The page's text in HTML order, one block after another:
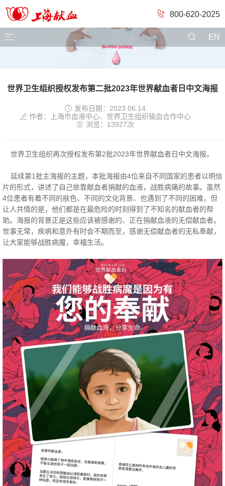
800-620-2025
 EN
世界卫生组织授权发布第二批2023年世界献血者日中文海报
 发布日期：2023.06.14
 作者：上海市血液中心、世界卫生组织输血合作中心
 浏览：13927次
世界卫生组织再次授权发布第2批2023年世界献血者日中文海报。
延续第1批主海报的主题，本批海报由4位来自不同国家的患者以明信
片的形式，讲述了自己依靠献血者捐献的血液，战胜病痛的故事。虽然
4位患者有着不同的肤色、不同的文化背景、也遇到了不同的困难，但
让人共情的是，他们都是在最危险的时刻得到了不知名的献血者的帮
助。海报的背景正是这些应该被感谢的、正在捐献血液的无偿献血者。
世事无常，疾病和意外有时会不期而至，感谢无偿献血者的无私奉献，
让大家能够战胜病魔，幸福生活。